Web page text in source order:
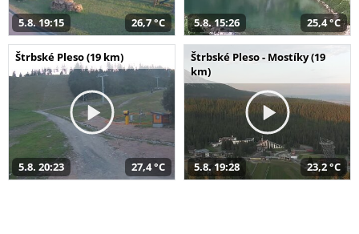
5.8. 19:15 26,7 °C 5.8. 15:26 25,4 °C
Štrbské Pleso (19 km)
5.8. 20:23 27,4 °C
Štrbské Pleso - Mostíky (19
km)
5.8. 19:28 23,2 °C